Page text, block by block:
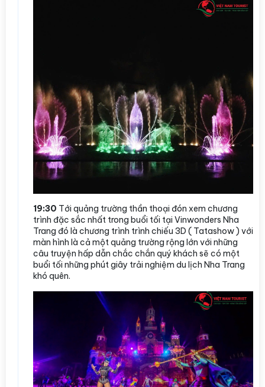
19:30 Tới quảng trường thần thoại đón xem chương
trình đặc sắc nhất trong buổi tối tại Vinwonders Nha
Trang đó là chương trình trình chiếu 3D ( Tatashow ) với
màn hình là cả một quảng trường rộng lớn với những
câu truyện hấp dẫn chắc chắn quý khách sẽ có một
buổi tối những phút giây trải nghiệm du lịch Nha Trang
khó quên.